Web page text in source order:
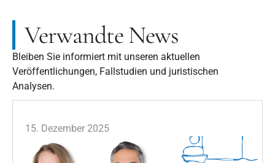
Verwandte News
Bleiben Sie informiert mit unseren aktuellen
Veröffentlichungen, Fallstudien und juristischen
Analysen.
15. Dezember 2025